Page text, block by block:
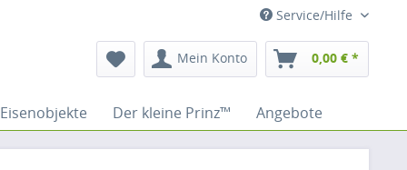
Service/Hilfe
Mein Konto 0,00 € *
Eisenobjekte Der kleine Prinz™ Angebote